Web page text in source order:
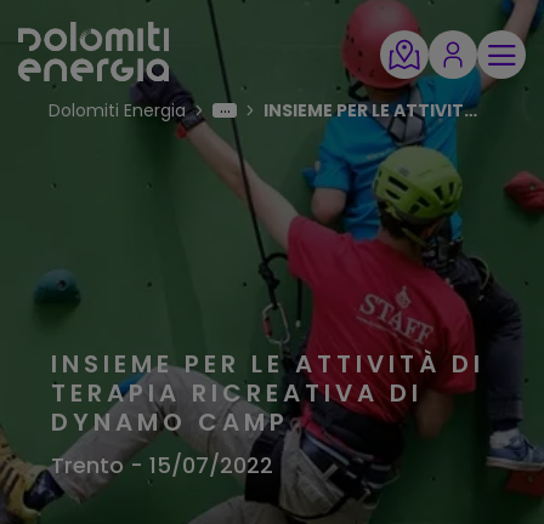
Dolomiti Energia INSIEME PER LE ATTIVITÀ DI TERAPIA RICREATIVA DI DYNAMO CAMP
INSIEME PER LE ATTIVITÀ DI
TERAPIA RICREATIVA DI
DYNAMO CAMP
Trento - 15/07/2022